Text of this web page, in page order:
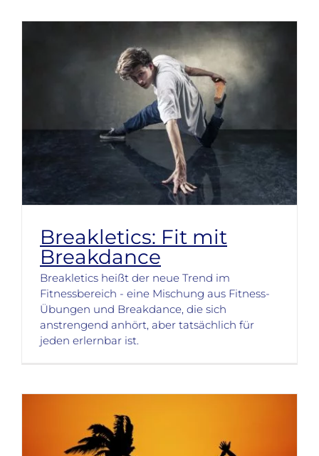
Breakletics: Fit mit
Breakdance
Breakletics heißt der neue Trend im
Fitnessbereich - eine Mischung aus Fitness-
Übungen und Breakdance, die sich
anstrengend anhört, aber tatsächlich für
jeden erlernbar ist.